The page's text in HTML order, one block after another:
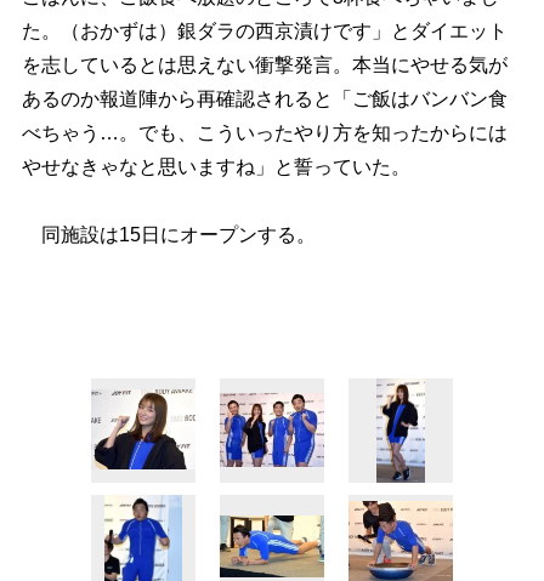
た。（おかずは）銀ダラの西京漬けです」とダイエット
を志しているとは思えない衝撃発言。本当にやせる気が
あるのか報道陣から再確認されると「ご飯はバンバン食
べちゃう…。でも、こういったやり方を知ったからには
せなきゃなと思いますね」と誓っていた。
同施設は15日にオープンする。